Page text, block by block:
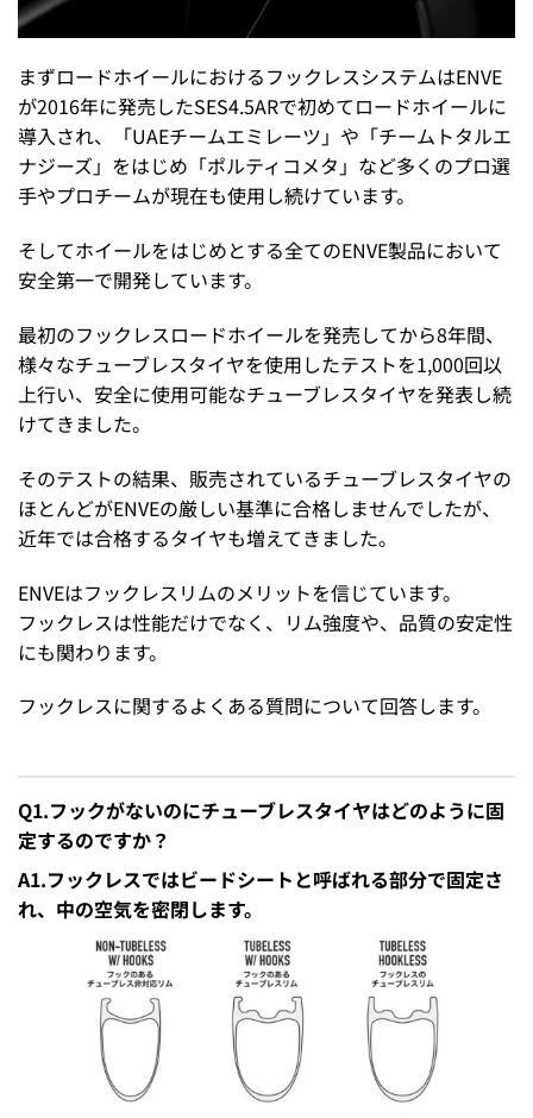
まずロードホイールにおけるフックレスシステムはENVE
が2016年に発売したSES4.5ARで初めてロードホイールに
導入され、「UAEチームエミレーツ」や「チームトタルエ
ナジーズ」をはじめ「ポルティコメタ」など多くのプロ選
手やプロチームが現在も使用し続けています。
そしてホイールをはじめとする全てのENVE製品において
安全第一で開発しています。
最初のフックレスロードホイールを発売してから8年間、
様々なチューブレスタイヤを使用したテストを1,000回以
上行い、安全に使用可能なチューブレスタイヤを発表し続
けてきました。
そのテストの結果、販売されているチューブレスタイヤの
ほとんどがENVEの厳しい基準に合格しませんでしたが、
近年では合格するタイヤも増えてきました。
ENVEはフックレスリムのメリットを信じています。
フックレスは性能だけでなく、リム強度や、品質の安定性
にも関わります。
フックレスに関するよくある質問について回答します。
Q1.フックがないのにチューブレスタイヤはどのように固
定するのですか？
A1.フックレスではビードシートと呼ばれる部分で固定さ
れ、中の空気を密閉します。